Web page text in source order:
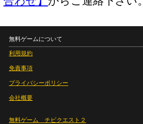
無料ゲームについて
利用規約
免責事項
プライバシーポリシー
会社概要
無料ゲーム チビクエスト２